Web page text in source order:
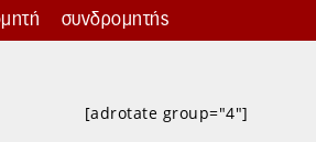
συνδρομητής
[adrotate group="4"]